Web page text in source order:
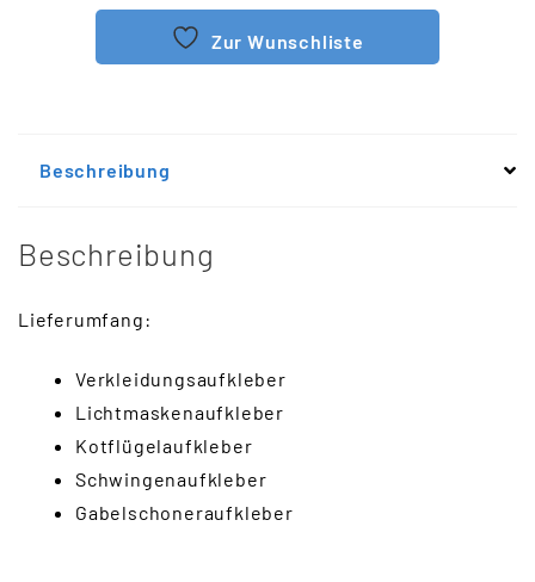
Zur Wunschliste
Beschreibung
Beschreibung
Lieferumfang:
Verkleidungsaufkleber
Lichtmaskenaufkleber
Kotflügelaufkleber
Schwingenaufkleber
Gabelschoneraufkleber